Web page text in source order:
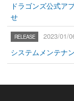
ドラゴンズ公式ア
せ
2023/01/
システムメンテナ